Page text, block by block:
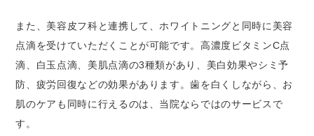
また、美容皮フ科と連携して、ホワイトニングと同時に美容
点滴を受けていただくことが可能です。高濃度ビタミンC点
滴、白玉点滴、美肌点滴の3種類があり、美白効果やシミ予
防、疲労回復などの効果があります。歯を白くしながら、お
肌のケアも同時に行えるのは、当院ならではのサービスで
す。